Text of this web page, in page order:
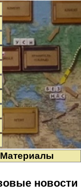
Материалы
новости